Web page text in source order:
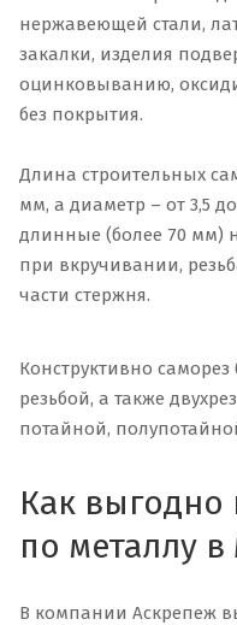
нержавеющей стали,
закалки, изделия
оцинковыванию,
без покрытия.
Длина строительных
мм, а диаметр – от 3,5
длинные (более 70 мм)
при вкручивании,
части стержня.
Конструктивно
резьбой, а также
потайной,
Как выгодно
по металлу в
В компании Аскрепеж